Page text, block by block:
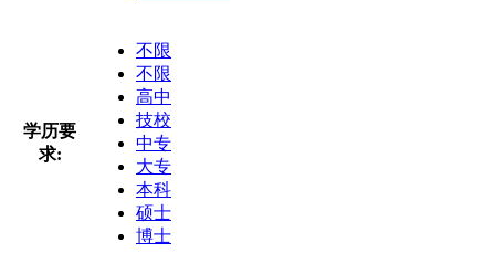
学历要
求:
不限
不限
高中
技校
中专
大专
本科
硕士
博士